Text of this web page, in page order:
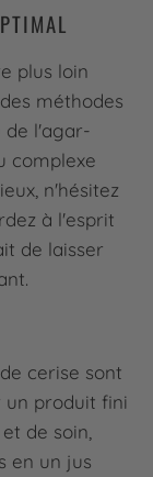
plus loin
méthodes
de l'agar-
complexe
n'hésitez
à l'esprit
de laisser
cerise sont
un produit fini
de soin,
en un jus